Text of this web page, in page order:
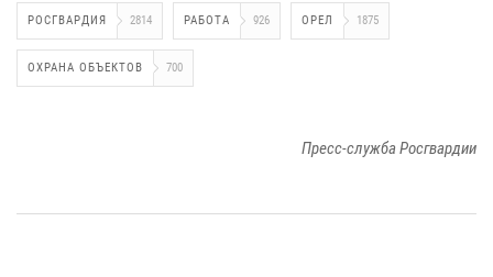
РОСГВАРДИЯ 2814 РАБОТА 926 ОРЕЛ 1875
ОХРАНА ОБЪЕКТОВ 700
Пресс-служба Росгвардии